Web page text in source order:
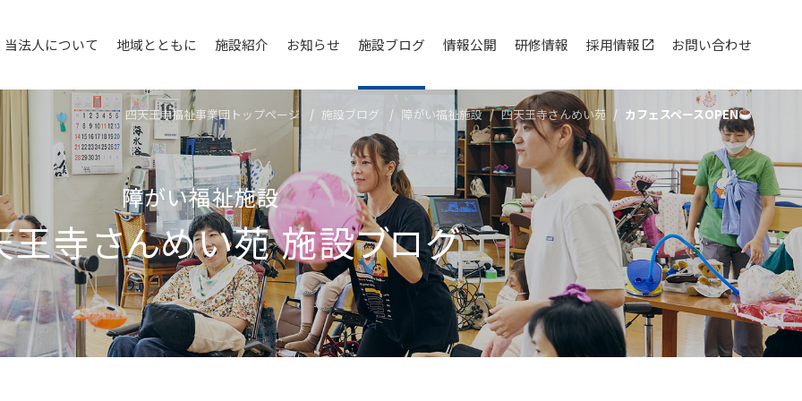
当法人について 地域とともに 施設紹介 お知らせ 施設ブログ 情報公開 研修情報 採用情報 お問い合わせ
四天王寺福祉事業団トップページ 施設ブログ 障がい福祉施設 四天王寺さんめい苑 カフェスペースOPEN
障がい福祉施設
王寺さんめい苑施設ブログ